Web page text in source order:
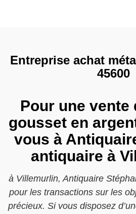
Entreprise achat
45600
Pour une vente
gousset en
vous à
antiquaire à
à Villemurlin, Antiquaire
pour les transactions sur les
précieux. Si vous disposez